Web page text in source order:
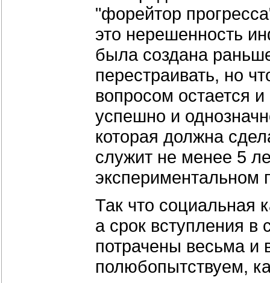
"форейтор
это нерешенность
была создана
перестраивать, но
вопросом остается
успешно и
которая должна
служит не менее 5
экспериментальном
Так что социальная
а срок вступления
потрачены весьма
полюбопытствуем,